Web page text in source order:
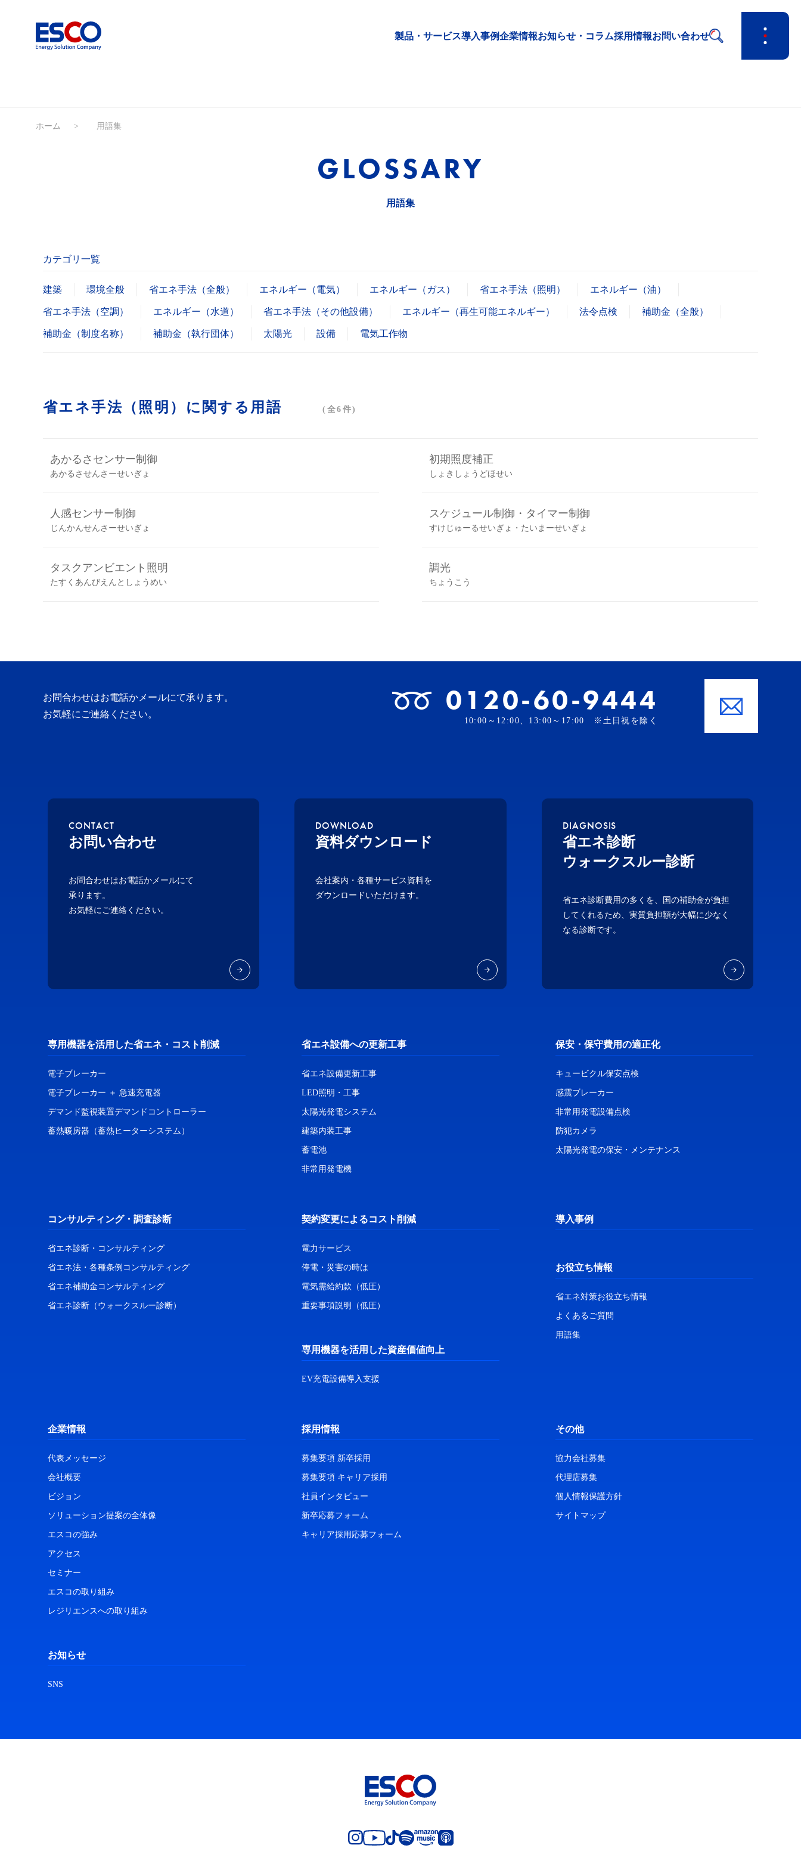
製品・サービス導入事例企業情報お知らせ・コラム採用情報お問い合わせ
ホーム 用語集
GLOSSARY
用語集
カテゴリ一覧
建築 環境全般 省エネ手法（全般） エネルギー（電気） エネルギー（ガス） 省エネ手法（照明） エネルギー（油）
省エネ手法（空調） エネルギー（水道） 省エネ手法（その他設備） エネルギー（再生可能エネルギー） 法令点検 補助金（全般）
補助金（制度名称） 補助金（執行団体） 太陽光 設備 電気工作物
省エネ手法（照明）に関する用語 (全6件)
あかるさセンサー制御
あかるさせんさーせいぎょ
初期照度補正
しょきしょうどほせい
人感センサー制御
じんかんせんさーせいぎょ
スケジュール制御・タイマー制御
すけじゅーるせいぎょ・たいまーせいぎょ
タスクアンビエント照明
たすくあんびえんとしょうめい
調光
ちょうこう
お問合わせはお電話かメールにて承ります。
お気軽にご連絡ください。
0120-60-9444
10:00～12:00、13:00～17:00 ※土日祝を除く
CONTACT
お問い合わせ
お問合わせはお電話かメールにて
承ります。
お気軽にご連絡ください。
DOWNLOAD
資料ダウンロード
会社案内・各種サービス資料を
ダウンロードいただけます。
DIAGNOSIS
省エネ診断
ウォークスルー診断
省エネ診断費用の多くを、国の補助金が負担
してくれるため、実質負担額が大幅に少なく
なる診断です。
専用機器を活用した省エネ・コスト削減
電子ブレーカー
電子ブレーカー ＋ 急速充電器
デマンド監視装置デマンドコントローラー
蓄熱暖房器（蓄熱ヒーターシステム）
省エネ設備への更新工事
省エネ設備更新工事
LED照明・工事
太陽光発電システム
建築内装工事
蓄電池
非常用発電機
保安・保守費用の適正化
キュービクル保安点検
感震ブレーカー
非常用発電設備点検
防犯カメラ
太陽光発電の保安・メンテナンス
コンサルティング・調査診断
省エネ診断・コンサルティング
省エネ法・各種条例コンサルティング
省エネ補助金コンサルティング
省エネ診断（ウォークスルー診断）
契約変更によるコスト削減
電力サービス
停電・災害の時は
電気需給約款（低圧）
重要事項説明（低圧）
専用機器を活用した資産価値向上
EV充電設備導入支援
導入事例
お役立ち情報
省エネ対策お役立ち情報
よくあるご質問
用語集
企業情報
代表メッセージ
会社概要
ビジョン
ソリューション提案の全体像
エスコの強み
アクセス
セミナー
エスコの取り組み
レジリエンスへの取り組み
お知らせ
SNS
採用情報
募集要項 新卒採用
募集要項 キャリア採用
社員インタビュー
新卒応募フォーム
キャリア採用応募フォーム
その他
協力会社募集
代理店募集
個人情報保護方針
サイトマップ